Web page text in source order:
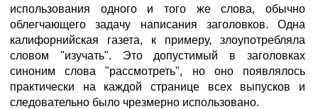
использования одного и того же слова, обычно
облегчающего задачу написания заголовков. Одна
калифорнийская газета, к примеру, злоупотребляла
словом "изучать". Это допустимый в заголовках
синоним слова "рассмотреть", но оно появлялось
практически на каждой странице всех выпусков и
следовательно было чрезмерно использовано.